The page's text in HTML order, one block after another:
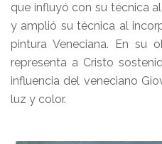
que influyó con su técnica
y amplió su técnica al
pintura Veneciana. En su
representa a Cristo
influencia del veneciano
luz y color.